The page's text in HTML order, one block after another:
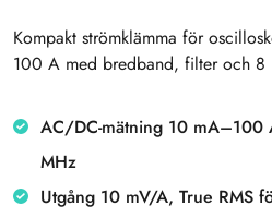
Kompakt strömklämma för
100 A med bredband, filter och 8
AC/DC-mätning 10 mA–100
MHz
Utgång 10 mV/A, True RMS